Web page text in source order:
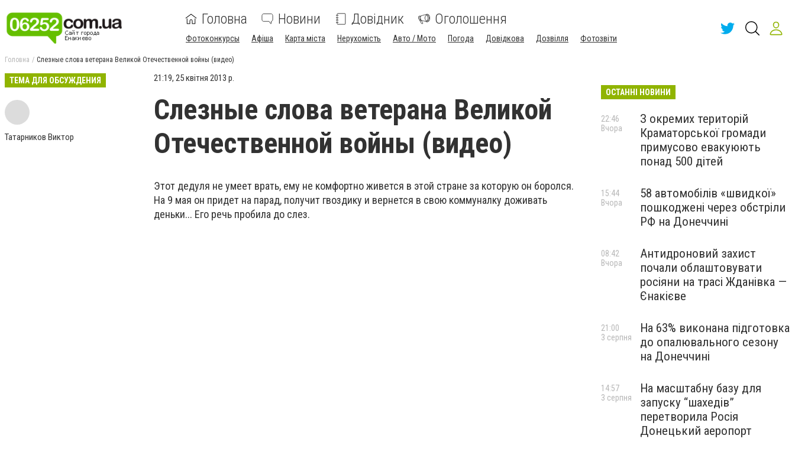
Головна Новини Довідник Оголошення
Фотоконкурсы Афіша Карта міста Нерухомість Авто / Мото Погода Довідкова Дозвілля Фотозвіти
Головна Слезные слова ветерана Великой Отечественной войны (видео)
ТЕМА ДЛЯ ОБСУЖДЕНИЯ
Татарников Виктор
21:19, 25 квітня 2013 р.
Слезные слова ветерана Великой
Отечественной войны (видео)
Этот дедуля не умеет врать, ему не комфортно живется в этой стране за которую он боролся.
На 9 мая он придет на парад, получит гвоздику и вернется в свою коммуналку доживать
деньки... Его речь пробила до слез.
ОСТАННІ НОВИНИ
З окремих територій
Краматорської громади
примусово евакуюють
понад 500 дітей
22:46
Вчора
58 автомобілів «швидкої»
пошкоджені через обстріли
РФ на Донеччині
15:44
Вчора
Антидроновий захист
почали облаштовувати
росіяни на трасі Жданівка —
Єнакієве
08:42
Вчора
На 63% виконана підготовка
до опалювального сезону
на Донеччині
21:00
3 серпня
На масштабну базу для
запуску “шахедів”
перетворила Росія
Донецький аеропорт
14:57
3 серпня